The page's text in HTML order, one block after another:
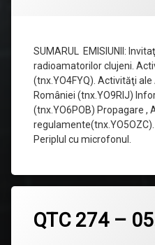
SUMARUL EMISIUNII:
radioamatorilor clujeni.
(tnx.YO4FYQ). Activităţi
României (tnx.YO9RIJ)
(tnx.YO6POB) Propagare ,
Periplul cu microfonul.
QTC 274 –
un
comentariu